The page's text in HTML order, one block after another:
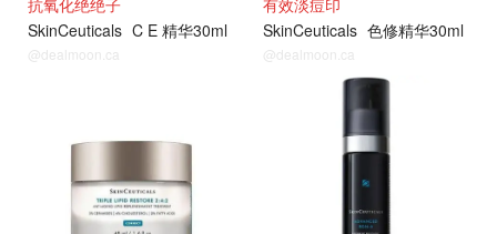
SkinCeuticals C E 精华30ml
@dealmoon.ca
SkinCeuticals 色修精华30ml
@dealmoon.ca